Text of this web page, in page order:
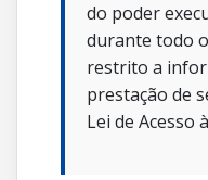
do poder
durante todo
restrito a
prestação de
Lei de Acesso